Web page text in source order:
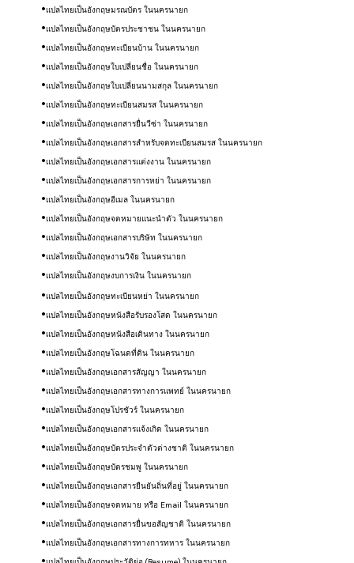
แปลไทยเป็นอังกฤษมรณบัตร ในนครนายก
แปลไทยเป็นอังกฤษบัตรประชาชน ในนครนายก
แปลไทยเป็นอังกฤษทะเบียนบ้าน ในนครนายก
แปลไทยเป็นอังกฤษใบเปลี่ยนชื่อ ในนครนายก
แปลไทยเป็นอังกฤษใบเปลี่ยนนามสกุล ในนครนายก
แปลไทยเป็นอังกฤษทะเบียนสมรส ในนครนายก
แปลไทยเป็นอังกฤษเอกสารยื่นวีซ่า​ ในนครนายก
แปลไทยเป็นอังกฤษเอกสารสำหรับจดทะเบียนสมรส ในนครนายก
แปลไทยเป็นอังกฤษเอกสารแต่งงาน ในนครนายก
แปลไทยเป็นอังกฤษเอกสารการหย่า ในนครนายก
แปลไทยเป็นอังกฤษอีเมล ในนครนายก
แปลไทยเป็นอังกฤษจดหมายแนะนำตัว ในนครนายก
แปลไทยเป็นอังกฤษเอกสารบริษัท ในนครนายก
แปลไทยเป็นอังกฤษงานวิจัย ในนครนายก
แปลไทยเป็นอังกฤษงบการเงิน ในนครนายก
แปลไทยเป็นอังกฤษทะเบียนหย่า ในนครนายก
แปลไทยเป็นอังกฤษหนังสือรับรองโสด ในนครนายก
แปลไทยเป็นอังกฤษหนังสือเดินทาง ในนครนายก
แปลไทยเป็นอังกฤษโฉนดที่ดิน ในนครนายก
แปลไทยเป็นอังกฤษ​เอกสารสัญญา ในนครนายก
แปลไทยเป็นอังกฤษเอกสารทางการแพทย์ ในนครนายก
แปลไทยเป็นอังกฤษโปรชัวร์ ในนครนายก
แปลไทยเป็นอังกฤษเอกสารแจ้งเกิด ในนครนายก
แปลไทยเป็นอังกฤษบัตรประจำตัวต่างชาติ ในนครนายก
แปลไทยเป็นอังกฤษบัตรชมพู ในนครนายก
แปลไทยเป็นอังกฤษเอกสารยืนยันถิ่นที่อยู่ ในนครนายก
แปลไทยเป็นอังกฤษจดหมาย หรือ Email ในนครนายก
แปลไทยเป็นอังกฤษเอกสารยื่นขอสัญชาติ ในนครนายก
แปลไทยเป็นอังกฤษเอกสารทางการทหาร ในนครนายก